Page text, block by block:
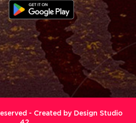
- Created by Design Studio